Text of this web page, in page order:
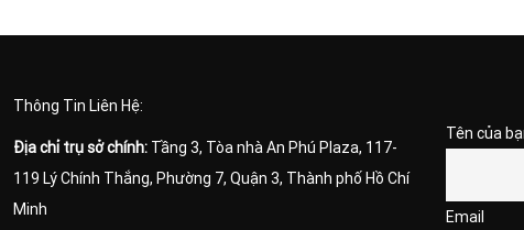
Thông Tin Liên Hệ:
Địa chỉ trụ sở chính: Tầng 3, Tòa nhà An Phú Plaza, 117-
119 Lý Chính Thắng, Phường 7, Quận 3, Thành phố Hồ Chí
Minh
Tên của
Email